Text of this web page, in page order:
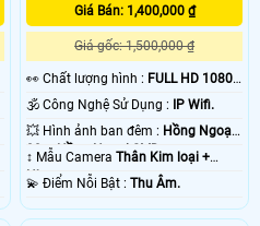
Giá Bán: 1,400,000 ₫
Giá gốc: 1,500,000 ₫
️👀 Chất lượng hình : FULL HD 1080P
🕉️ Công Nghệ Sử Dụng : IP Wifi.
💥 Hình ảnh ban đêm : Hồng Ngoại
30m Hồng Ngoại SMD.
↕️ Mẫu CameraThân Kim loại +
Nhựa.
️💫 Điểm Nỗi Bật :Thu Âm.